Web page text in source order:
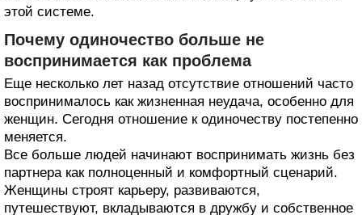
этой системе.
Почему одиночество больше не
воспринимается как проблема
Еще несколько лет назад отсутствие отношений часто
воспринималось как жизненная неудача, особенно для
женщин. Сегодня отношение к одиночеству постепенно
меняется.
Все больше людей начинают воспринимать жизнь без
партнера как полноценный и комфортный сценарий.
Женщины строят карьеру, развиваются,
путешествуют, вкладываются в дружбу и собственное